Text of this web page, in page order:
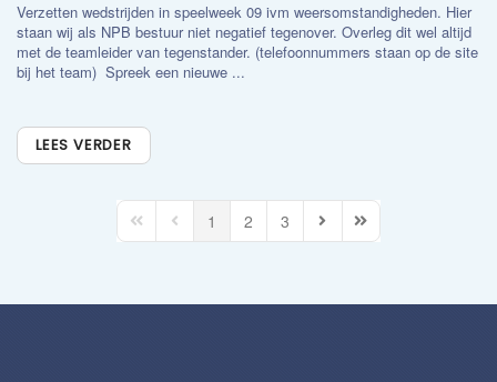
Verzetten wedstrijden in speelweek 09 ivm weersomstandigheden. Hier
staan wij als NPB bestuur niet negatief tegenover. Overleg dit wel altijd
met de teamleider van tegenstander. (telefoonnummers staan op de site
bij het team) Spreek een nieuwe ...
LEES VERDER
First PagePrevious Page
1 2 3 Next PageLast Page